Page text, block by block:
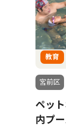
教育
宮前区
ペッ
内プ